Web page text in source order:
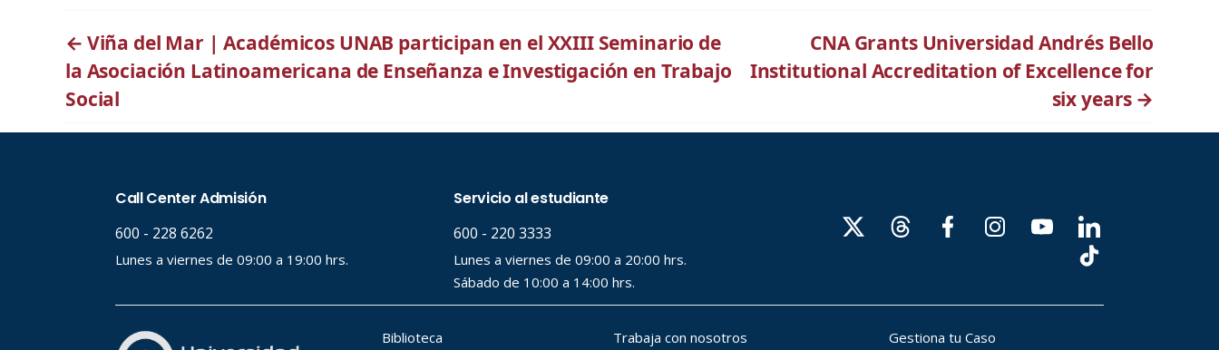
← Viña del Mar | Académicos UNAB participan en el XXIII Seminario de
la Asociación Latinoamericana de Enseñanza e Investigación en Trabajo
Social
CNA Grants Universidad Andrés Bello
Institutional Accreditation of Excellence for
six years →